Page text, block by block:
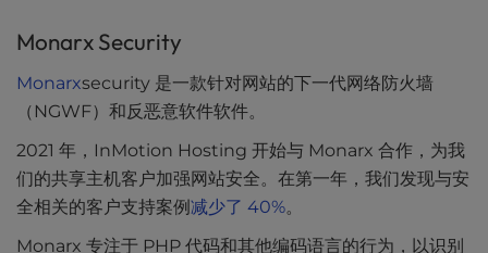
Monarx Security
Monarxsecurity 是一款针对网站的下一代网络防火墙
（NGWF）和反恶意软件软件。
2021 年，InMotion Hosting 开始与 Monarx 合作，为我
们的共享主机客户加强网站安全。在第一年，我们发现与安
全相关的客户支持案例减少了 40%。
Monarx 专注于 PHP 代码和其他编码语言的行为，以识别